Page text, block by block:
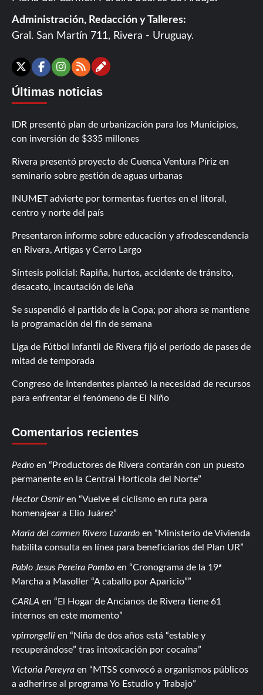
Administración, Redacción y Talleres:
Gral. San Martín 711, Rivera - Uruguay.
X Facebook
Instagram
RSSContáctanos
Últimas noticias
IDR presentó plan de urbanización para los Municipios,
con inversión de $335 millones
Rivera presentó proyecto de Cuenca Ventura Píriz en
seminario sobre gestión de aguas urbanas
INUMET advierte por tormentas fuertes en el litoral,
centro y norte del país
Presentaron informe sobre educación y afrodescendencia
en Rivera, Artigas y Cerro Largo
Síntesis policial: Rapiña, hurtos, accidente de tránsito,
desacato, incautación de leña
Se suspendió el partido de la Copa; por ahora se mantiene
la programación del fin de semana
Liga de Fútbol Infantil de Rivera fijó el período de pases de
mitad de temporada
Congreso de Intendentes planteó la necesidad de recursos
para enfrentar el fenómeno de El Niño
Comentarios recientes
Pedro en
Productores de Rivera contarán con un puesto
permanente en la Central Hortícola del Norte
Hector Osmiren
Vuelve el ciclismo en ruta para
homenajear a Elio Juárez
Maria del carmen Rivero Luzardo en
Ministerio de Vivienda
habilita consulta en línea para beneficiarios del Plan UR
Pablo Jesus Pereira Pombo en
Cronograma de la 19ª
Marcha a Masoller “A caballo por Aparicio”
CARLA en
El Hogar de Ancianos de Rivera tiene 61
internos en este momento
vpirrongelli en
Niña de dos años está “estable y
recuperándose” tras intoxicación por cocaína
Victoria Pereyra en
MTSS convocó a organismos públicos
a adherirse al programa Yo Estudio y Trabajo